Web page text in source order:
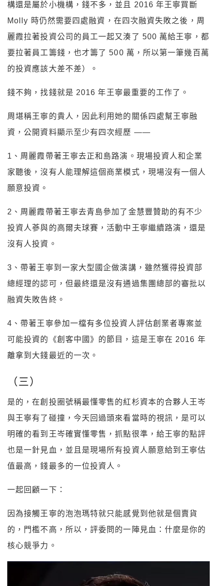
構還是屬於小機構，錢不多，並且 2016 年王寧買斷
Molly 時仍然需要四處融資，在四次融資失敗之後，周
麗霞拉著投資公司的員工一起又湊了 500 萬給王寧，都
要拉著員工籌錢，也才籌了 500 萬，所以第一筆幾百萬
的投資應該大差不差）。
錢不夠，找錢就是 2016 年王寧最重要的工作了。
周堪稱王寧的貴人，因此利用她的關係四處幫王寧融
資，公開資料顯示至少有四次經歷 ——
1、周麗霞帶著王寧去正和島路演。現場投資人和企業
家聽後，沒有人能理解這個商業模式，現場沒有一個人
願意投資。
2、周麗霞帶著王寧去青島參加了金慧豐贊助的有不少
投資人蔘與的高爾夫球賽，活動中王寧繼續路演，還是
沒有人投資。
3、帶著王寧到一家大型國企做演講，雖然獲得投資部
總經理的認可，但最終還是沒有通過集團總部的審批以
融資失敗告終。
4、帶著王寧參加一檔有多位投資人評估創業者專案並
可能投資的《創客中國》的節目，這是王寧在 2016 年
離拿到大錢最近的一次。
（三）
是的，在創投圈號稱最懂零售的紅杉資本的合夥人王岑
與王寧有了碰撞，今天回過頭來看當時的視訊，是可以
明確的看到王岑確實懂零售，抓點很準，給王寧的點評
也是一針見血，並且是現場所有投資人願意給到王寧估
值最高，錢最多的一位投資人。
一起回顧一下：
因為接觸王寧的泡泡瑪特就只能感覺到他就是個賣貨
的，門檻不高，所以，評委問的一陣見血：什麼是你的
核心競爭力。